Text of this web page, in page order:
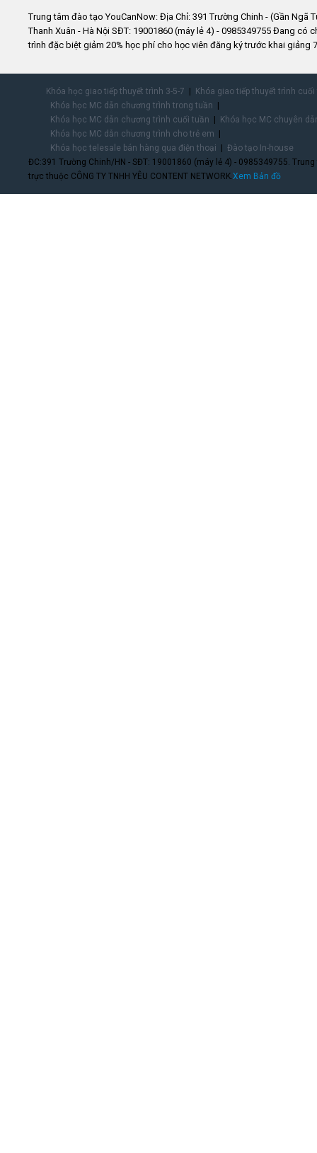
Trung tâm đào tạo YouCanNow: Địa Chỉ: 391 Trường Chinh - (Gần Ngã
Thanh Xuân - Hà Nội SĐT: 19001860 (máy lẻ 4) - 0985349755 Đang có
trình đặc biệt giảm 20% học phí cho học viên đăng ký trước khai giảng
Khóa học giao tiếp thuyết trình 3-5-7
Khóa giao tiếp thuyết trình
Khóa học MC dẫn chương trình trong tuần
Khóa học MC dẫn chương trình cuối tuần
Khóa học MC chuyên
Khóa học MC dẫn chương trình cho trẻ em
Khóa học telesale bán hàng qua điện thoại
Đào tạo In-house
ĐC:391 Trường Chinh/HN - SĐT: 19001860 (máy lẻ 4) - 0985349755.
trực thuộc CÔNG TY TNHH YÊU CONTENT NETWORK.Xem Bản đồ